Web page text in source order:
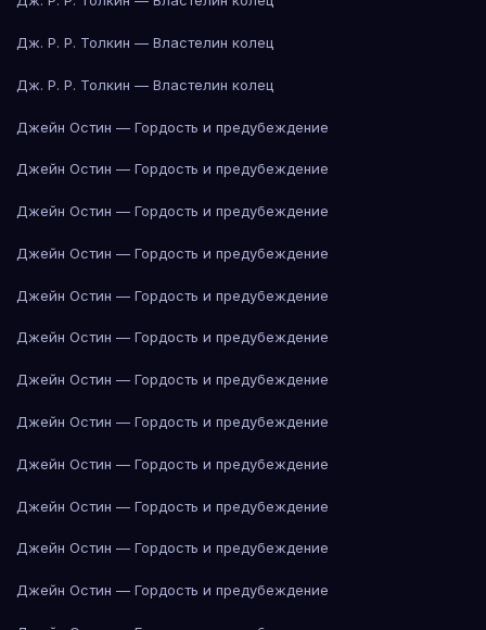
Дж. Р. Р. Толкин — Властелин колец
Дж. Р. Р. Толкин — Властелин колец
Джейн Остин — Гордость и предубеждение
Джейн Остин — Гордость и предубеждение
Джейн Остин — Гордость и предубеждение
Джейн Остин — Гордость и предубеждение
Джейн Остин — Гордость и предубеждение
Джейн Остин — Гордость и предубеждение
Джейн Остин — Гордость и предубеждение
Джейн Остин — Гордость и предубеждение
Джейн Остин — Гордость и предубеждение
Джейн Остин — Гордость и предубеждение
Джейн Остин — Гордость и предубеждение
Джейн Остин — Гордость и предубеждение